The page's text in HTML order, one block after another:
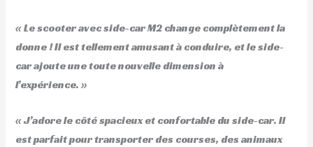
« Le scooter avec side-car M2 change complètement la
donne ! Il est tellement amusant à conduire, et le side-
car ajoute une toute nouvelle dimension à
l’expérience. »
« J’adore le côté spacieux et confortable du side-car. Il
est parfait pour transporter des courses, des animaux